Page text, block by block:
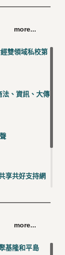
more...
雙領域私校第
法、資訊、大傳
享共好支持網
、45001 及
more...
基隆和平島